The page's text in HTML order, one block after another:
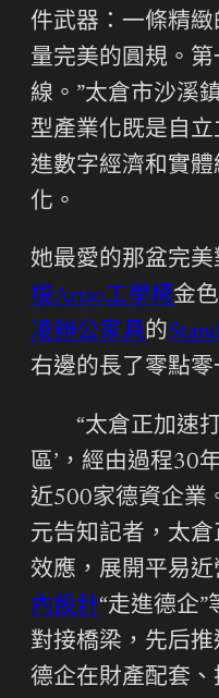
件武器：一條精
量完美的圓規。
線。”太倉市沙溪
型產業化既是自
進數字經濟和實
化。
她最愛的那盆完
梭Artso工學椅金
凌辦公家具的
右邊的長了零點零
“太倉正加速
區’，經由過程30
近500家德資企業
元告知記者，太
效應，展開平易近
內設計“走進德企
對接橋梁，先后
德企在財產配套、